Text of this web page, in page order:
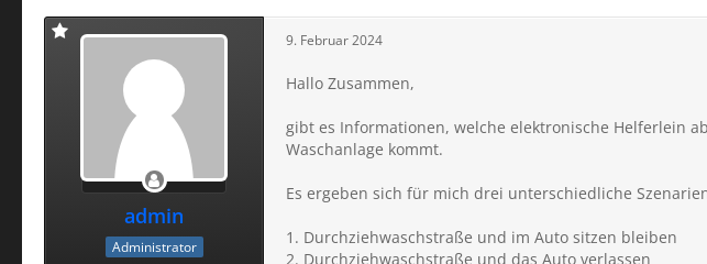
admin
Administrator
9. Februar 2024
Hallo Zusammen,
gibt es Informationen, welche elektronische Helferlein
Waschanlage kommt.
Es ergeben sich für mich drei unterschiedliche
1. Durchziehwaschstraße und im Auto sitzen bleiben
2. Durchziehwaschstraße und das Auto verlassen